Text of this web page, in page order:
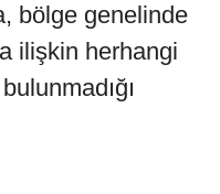
bölge genelinde
ilişkin herhangi